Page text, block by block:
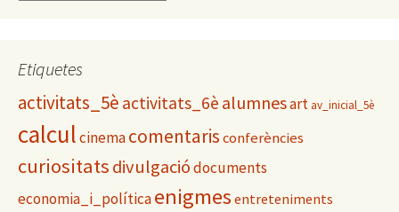
g
r
e
Etiquetes
activitats_5è activitats_6è alumnesart av_inicial_5è
calculcinemacomentarisconferències
curiositatsdivulgaciódocuments
economia_i_políticaenigmes entreteniments